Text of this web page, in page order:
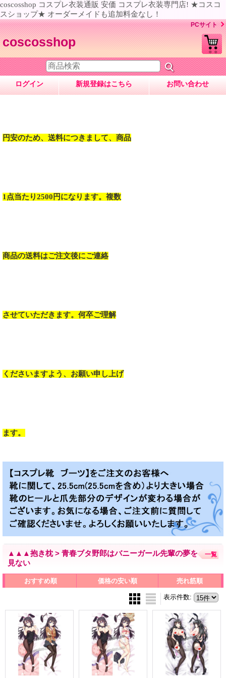
coscosshop コスプレ衣装通販 安価 コスプレ衣装専門店! ★コスコ
スショップ★ オーダーメイドも追加料金なし！
PCサイト
coscosshop
ログイン 新規登録はこちら お問い合わせ
円安のため、送料につきまして、商品
1点当たり2500円になります。複数
商品の送料はご注文後にご連絡
させていただきます。何卒ご理解
くださいますよう、お願い申し上げ
ます。
▲▲▲抱き枕 > 青春ブタ野郎はバニーガール先輩の夢を
見ない
一覧
おすすめ順 価格の安い順 売れ筋順
表示件数: